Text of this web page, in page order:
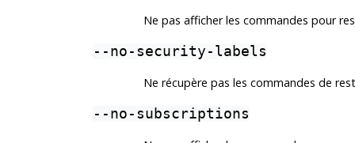
Ne pas afficher les commandes pour
--no-security-labels
Ne récupère pas les commandes de
--no-subscriptions